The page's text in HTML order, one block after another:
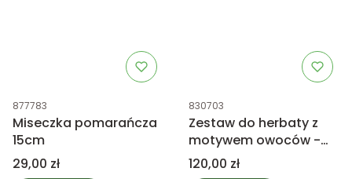
Kod produktu
877783
Miseczka pomarańcza
15cm
Cena
29,00 zł
Kod produktu
830703
Zestaw do herbaty z
motywem owoców -
dzbanek i 2 kubki
Cena
120,00 zł